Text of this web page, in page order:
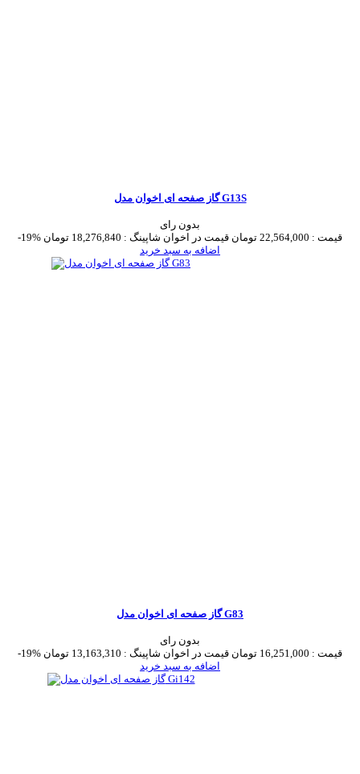
گاز صفحه ای اخوان مدل G13S
بدون رای
-19%
قیمت : 22,564,000 تومان قیمت در اخوان شاپینگ : 18,276,840 تومان
اضافه به سبد خرید
گاز صفحه ای اخوان مدل G83
بدون رای
-19%
قیمت : 16,251,000 تومان قیمت در اخوان شاپینگ : 13,163,310 تومان
اضافه به سبد خرید